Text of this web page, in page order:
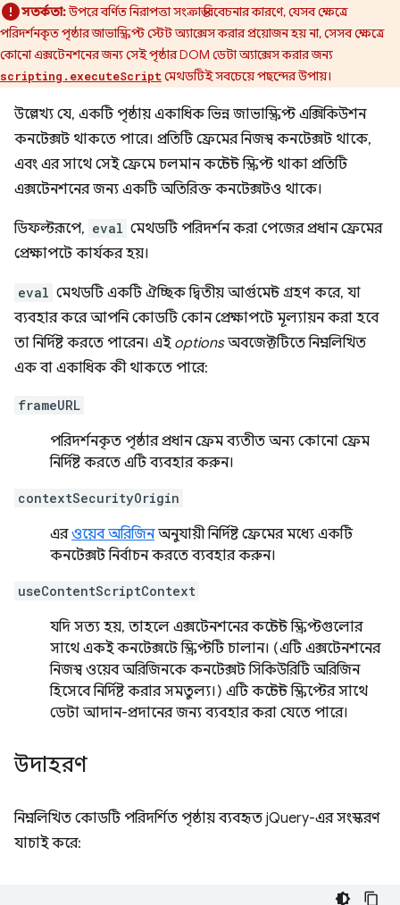
সতর্কতা:উপরে বর্ণিত নিরাপত্তা সংক্রান্ত বিবেচনার কারণে, যেসব ক্ষেত্রে
পরিদর্শনকৃত পৃষ্ঠার জাভাস্ক্রিপ্ট স্টেট অ্যাক্সেস করার প্রয়োজন হয় না, সেসব ক্ষেত্রে
কোনো এক্সটেনশনের জন্য সেই পৃষ্ঠার DOM ডেটা অ্যাক্সেস করার জন্য
scripting.executeScript মেথডটিই সবচেয়ে পছন্দের উপায়।
উল্লেখ্য যে, একটি পৃষ্ঠায় একাধিক ভিন্ন জাভাস্ক্রিপ্ট এক্সিকিউশন
কনটেক্সট থাকতে পারে। প্রতিটি ফ্রেমের নিজস্ব কনটেক্সট থাকে,
এবং এর সাথে সেই ফ্রেমে চলমান কন্টেন্ট স্ক্রিপ্ট থাকা প্রতিটি
এক্সটেনশনের জন্য একটি অতিরিক্ত কনটেক্সটও থাকে।
ডিফল্টরূপে, eval মেথডটি পরিদর্শন করা পেজের প্রধান ফ্রেমের
প্রেক্ষাপটে কার্যকর হয়।
eval মেথডটি একটি ঐচ্ছিক দ্বিতীয় আর্গুমেন্ট গ্রহণ করে, যা
ব্যবহার করে আপনি কোডটি কোন প্রেক্ষাপটে মূল্যায়ন করা হবে
তা নির্দিষ্ট করতে পারেন। এই optionsঅবজেক্টটিতে নিম্নলিখিত
এক বা একাধিক কী থাকতে পারে:
frameURL
পরিদর্শনকৃত পৃষ্ঠার প্রধান ফ্রেম ব্যতীত অন্য কোনো ফ্রেম
নির্দিষ্ট করতে এটি ব্যবহার করুন।
contextSecurityOrigin
এরওয়েব অরিজিনঅনুযায়ী নির্দিষ্ট ফ্রেমের মধ্যে একটি
কনটেক্সট নির্বাচন করতে ব্যবহার করুন।
useContentScriptContext
যদি সত্য হয়, তাহলে এক্সটেনশনের কন্টেন্ট স্ক্রিপ্টগুলোর
সাথে একই কনটেক্সটে স্ক্রিপ্টটি চালান। (এটি এক্সটেনশনের
নিজস্ব ওয়েব অরিজিনকে কনটেক্সট সিকিউরিটি অরিজিন
হিসেবে নির্দিষ্ট করার সমতুল্য।) এটি কন্টেন্ট স্ক্রিপ্টের সাথে
ডেটা আদান-প্রদানের জন্য ব্যবহার করা যেতে পারে।
উদাহরণ
নিম্নলিখিত কোডটি পরিদর্শিত পৃষ্ঠায় ব্যবহৃত jQuery-এর সংস্করণ
যাচাই করে: